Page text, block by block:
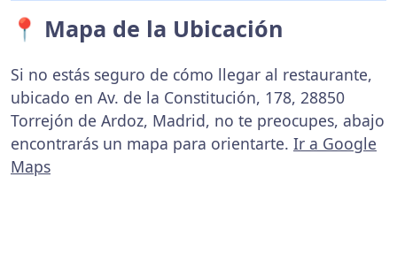
📍 Mapa de la Ubicación
Si no estás seguro de cómo llegar al restaurante,
ubicado en Av. de la Constitución, 178, 28850
Torrejón de Ardoz, Madrid, no te preocupes, abajo
encontrarás un mapa para orientarte. Ir a Google
Maps